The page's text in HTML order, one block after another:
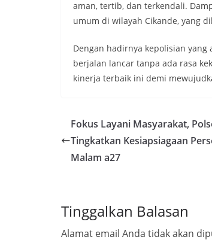
aman, tertib, dan terkendali.
umum di wilayah Cikande, yang
​Dengan hadirnya kepolisian
berjalan lancar tanpa ada rasa
kinerja terbaik ini demi
Fokus Layani Masyarakat,
Tingkatkan Kesiapsiagaan
Malam a27
Tinggalkan Balasan
Alamat email Anda tidak akan